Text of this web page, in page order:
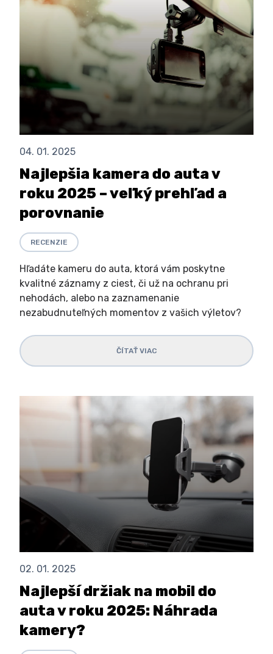
04. 01. 2025
Najlepšia kamera do auta v
roku 2025 – veľký prehľad a
porovnanie
RECENZIE
Hľadáte kameru do auta, ktorá vám poskytne
kvalitné záznamy z ciest, či už na ochranu pri
nehodách, alebo na zaznamenanie
nezabudnuteľných momentov z vašich výletov?
ČÍTAŤ VIAC
02. 01. 2025
Najlepší držiak na mobil do
auta v roku 2025: Náhrada
kamery?